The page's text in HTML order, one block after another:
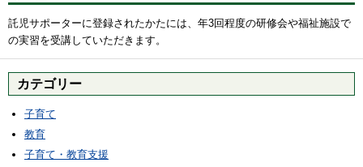
託児サポーターに登録されたかたには、年3回程度の研修会や福祉施設で
の実習を受講していただきます。
カテゴリー
子育て
教育
子育て・教育支援